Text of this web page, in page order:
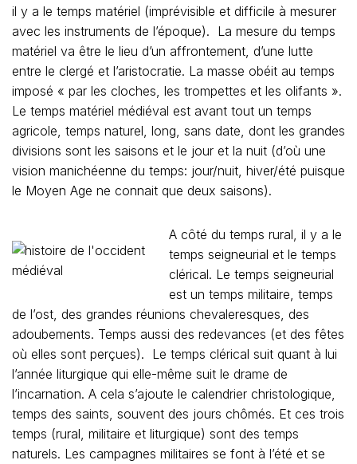
il y a le temps matériel (imprévisible et difficile à mesurer
avec les instruments de l’époque). La mesure du temps
matériel va être le lieu d’un affrontement, d’une lutte
entre le clergé et l’aristocratie. La masse obéit au temps
imposé « par les cloches, les trompettes et les olifants ».
Le temps matériel médiéval est avant tout un temps
agricole, temps naturel, long, sans date, dont les grandes
divisions sont les saisons et le jour et la nuit (d’où une
vision manichéenne du temps: jour/nuit, hiver/été puisque
le Moyen Age ne connait que deux saisons).
A côté du temps rural, il y a le
temps seigneurial et le temps
clérical. Le temps seigneurial
est un temps militaire, temps
de l’ost, des grandes réunions chevaleresques, des
adoubements. Temps aussi des redevances (et des fêtes
où elles sont perçues). Le temps clérical suit quant à lui
l’année liturgique qui elle-même suit le drame de
l’incarnation. A cela s’ajoute le calendrier christologique,
temps des saints, souvent des jours chômés. Et ces trois
temps (rural, militaire et liturgique) sont des temps
naturels. Les campagnes militaires se font à l’été et se